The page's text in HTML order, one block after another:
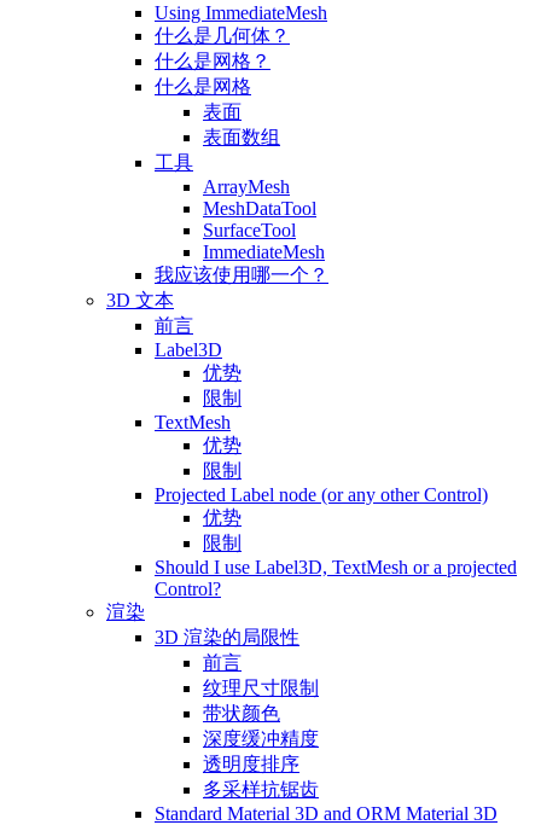
Using ImmediateMesh
什么是几何体？
什么是网格？
什么是网格
表面
表面数组
工具
ArrayMesh
MeshDataTool
SurfaceTool
ImmediateMesh
我应该使用哪一个？
3D 文本
前言
Label3D
优势
限制
TextMesh
优势
限制
Projected Label node (or any other Control)
优势
限制
Should I use Label3D, TextMesh or a projected
Control?
渲染
3D 渲染的局限性
前言
纹理尺寸限制
带状颜色
深度缓冲精度
透明度排序
多采样抗锯齿
Standard Material 3D and ORM Material 3D